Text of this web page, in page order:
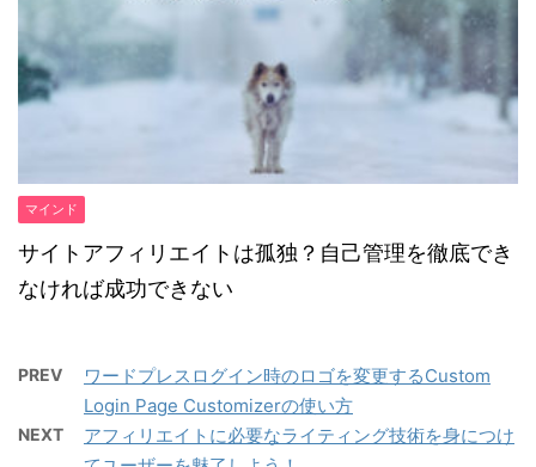
マインド
サイトアフィリエイトは孤独？自己管理を徹底でき
なければ成功できない
PREV
ワードプレスログイン時のロゴを変更するCustom
Login Page Customizerの使い方
NEXT
アフィリエイトに必要なライティング技術を身につけ